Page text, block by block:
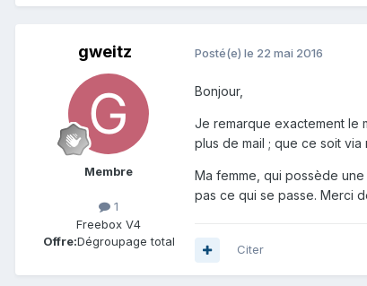
gweitz
Membre
1
Freebox V4
Offre:Dégroupage total
Posté(e) le 22 mai 2016
Bonjour,
Je remarque exactement le
plus de mail ; que ce soit
Ma femme, qui possède
pas ce qui se passe. Merci
Citer